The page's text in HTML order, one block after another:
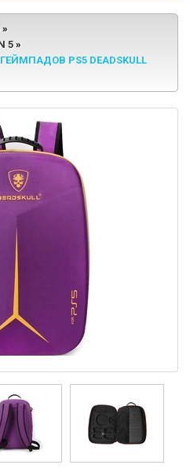
5
PS5 DEADSKULL